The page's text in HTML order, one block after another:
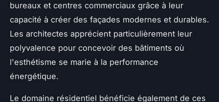
bureaux et centres commerciaux grâce à leur
capacité à créer des façades modernes et durables.
Les architectes apprécient particulièrement leur
polyvalence pour concevoir des bâtiments où
l'esthétisme se marie à la performance
énergétique.
Le domaine résidentiel bénéficie également de ces